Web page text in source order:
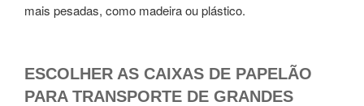
mais pesadas, como madeira ou plástico.
ESCOLHER AS CAIXAS DE PAPELÃO
PARA TRANSPORTE DE GRANDES